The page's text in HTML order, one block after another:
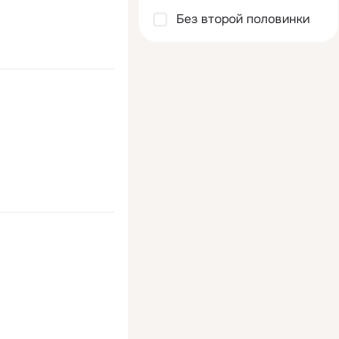
Без второй половинки